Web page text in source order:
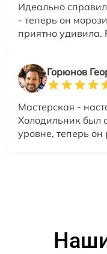
Идеально
- теперь он
приятно
Горюнов
Мастерская -
Холодильник был
уровне, теперь он